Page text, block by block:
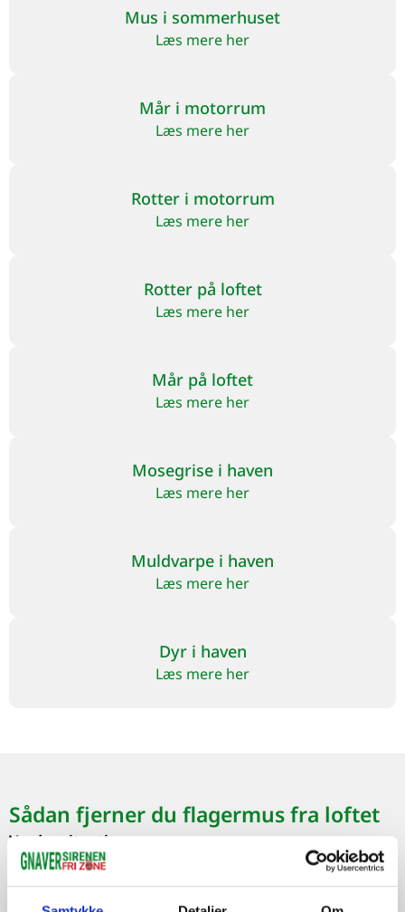
Mus i sommerhuset
Læs mere her
Mår i motorrum
Læs mere her
Rotter i motorrum
Læs mere her
Rotter på loftet
Læs mere her
Mår på loftet
Læs mere her
Mosegrise i haven
Læs mere her
Muldvarpe i haven
Læs mere her
Dyr i haven
Læs mere her
Sådan fjerner du flagermus fra loftet
Vurder situationen
Undersøg loftet for lyde, lugt og ekskrementer for at
identificere, hvor flagermusene opholder sig.